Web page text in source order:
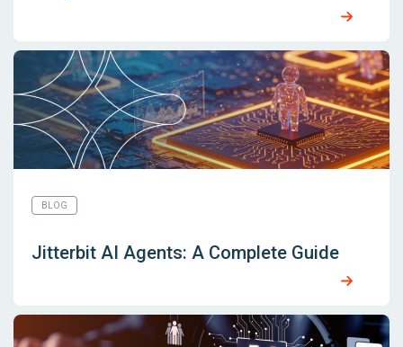
BLOG
Jitterbit AI Agents: A Complete Guide